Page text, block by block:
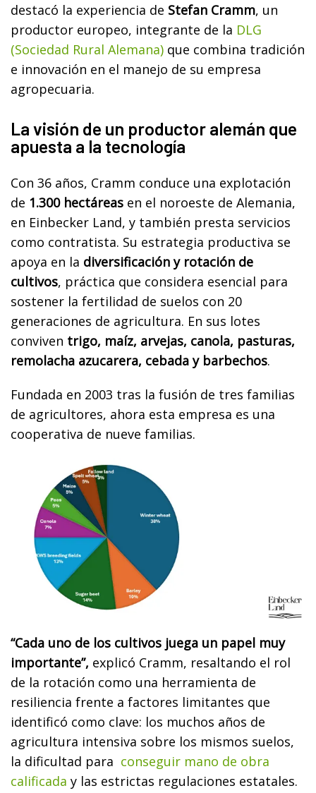
destacó la experiencia de Stefan Cramm, un
productor europeo, integrante de la DLG
(Sociedad Rural Alemana) que combina tradición
e innovación en el manejo de su empresa
agropecuaria.
La visión de un productor alemán que
apuesta a la tecnología
Con 36 años, Cramm conduce una explotación
de 1.300 hectáreas en el noroeste de Alemania,
en Einbecker Land, y también presta servicios
como contratista. Su estrategia productiva se
apoya en la diversificación y rotación de
cultivos, práctica que considera esencial para
sostener la fertilidad de suelos con 20
generaciones de agricultura. En sus lotes
conviven trigo, maíz, arvejas, canola, pasturas,
remolacha azucarera, cebada y barbechos.
Fundada en 2003 tras la fusión de tres familias
de agricultores, ahora esta empresa es una
cooperativa de nueve familias.
“Cada uno de los cultivos juega un papel muy
importante”, explicó Cramm, resaltando el rol
de la rotación como una herramienta de
resiliencia frente a factores limitantes que
identificó como clave: los muchos años de
agricultura intensiva sobre los mismos suelos,
la dificultad para conseguir mano de obra
calificada y las estrictas regulaciones estatales.